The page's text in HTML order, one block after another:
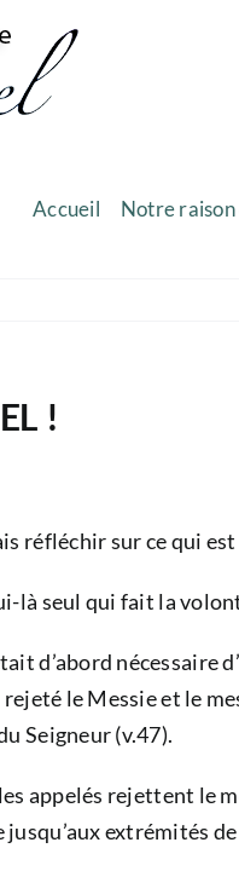
Accueil Notre raison
!
réfléchir sur ce qui
là seul qui fait la
d’abord nécessaire
le Messie et le
Seigneur (v.47).
appelés rejettent le
extrémités